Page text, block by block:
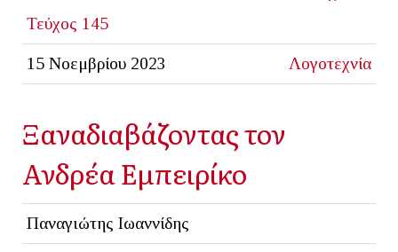
Τεύχος 145
15 Νοεμβρίου 2023 Λογοτεχνία
Ξαναδιαβάζοντας τον
Ανδρέα Εμπειρίκο
Παναγιώτης Ιωαννίδης